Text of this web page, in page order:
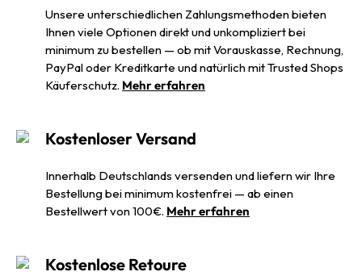
Unsere unterschiedlichen Zahlungsmethoden bieten
Ihnen viele Optionen direkt und unkompliziert bei
minimum zu bestellen — ob mit Vorauskasse, Rechnung,
PayPal oder Kreditkarte und natürlich mit Trusted Shops
Käuferschutz. Mehr erfahren
Kostenloser Versand
Innerhalb Deutschlands versenden und liefern wir Ihre
Bestellung bei minimum kostenfrei — ab einen
Bestellwert von 100€. Mehr erfahren
Kostenlose Retoure